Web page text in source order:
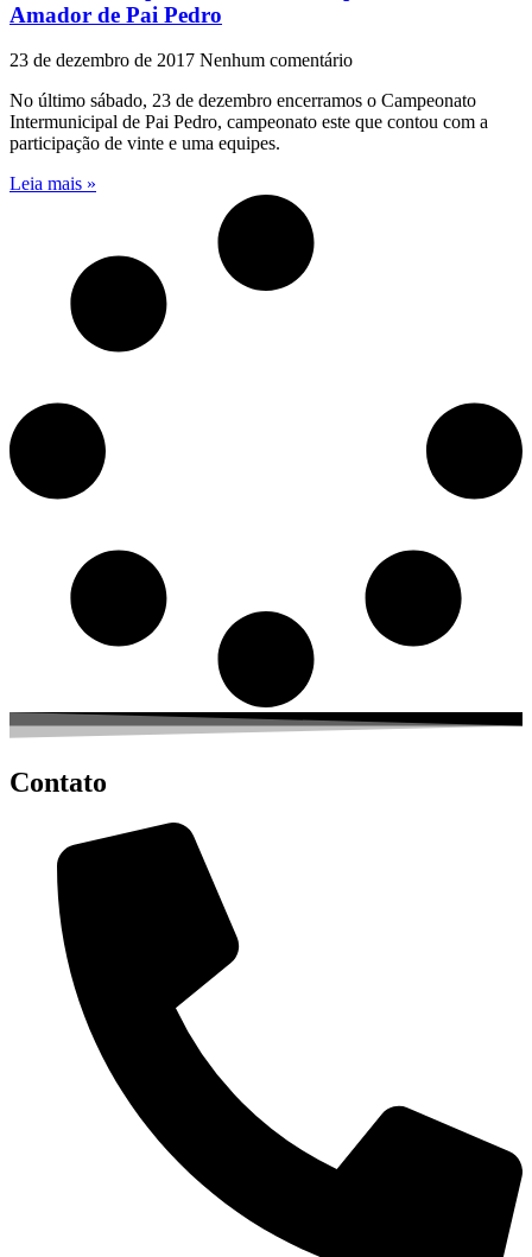
Amador de Pai Pedro
23 de dezembro de 2017 Nenhum comentário
No último sábado, 23 de dezembro encerramos o Campeonato
Intermunicipal de Pai Pedro, campeonato este que contou com a
participação de vinte e uma equipes.
Leia mais »
Contato